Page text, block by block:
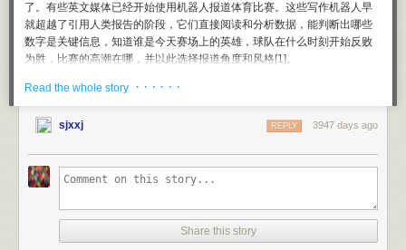
了。有些英文媒体已经开始使用机器人报道体育比赛。这些写作机器人早
就超越了引用人类报告的阶段，它们直接阅读和分析数据，能判断出哪些
数字是关键信息，知道谁是今天赛场上的英雄，球队在什么时刻开始反败
为胜，比赛的高潮在哪，并以此选择报道角度和风格[1]。
有多家公司提供这种机器人写作服务。其中有一家叫做Narraive Scienece
机器人收集你企业的各种信息，发现你的趋势、成就和问题，生成的报告
中有判断、有结论、有建议 — 基本上就是商业咨询的活。
这是腾讯在中国的一小步，其背后却是机器人在世界的一大步。
有些媒体不告诉你哪篇文章是机器人写的，所以你可能早就看过而不自
知。关键在于，机器人写的东西不但不比人写的差，而且可能比人写的更
Read the whole story · · · · · ·
sjxxj 3947 days ago
REPLY
Share this story